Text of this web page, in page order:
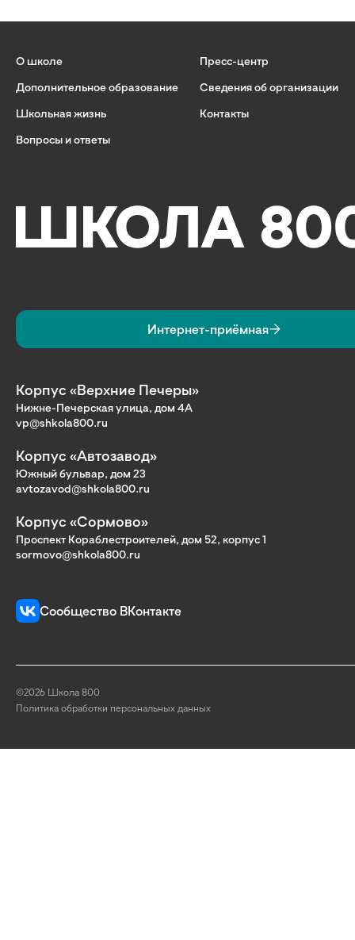
О школе
Дополнительное образование
Школьная жизнь
Вопросы и ответы
Пресс-центр
Сведения об организации
Контакты
Интернет-приёмная
Корпус «Верхние Печеры»
Нижне-Печерская улица, дом 4А
vp@shkola800.ru
Корпус «Автозавод»
Южный бульвар, дом 23
avtozavod@shkola800.ru
Корпус «Сормово»
Проспект Кораблестроителей, дом 52, корпус 1
sormovo@shkola800.ru
Сообщество ВКонтакте
©2026 Школа 800
Политика обработки персональных данных